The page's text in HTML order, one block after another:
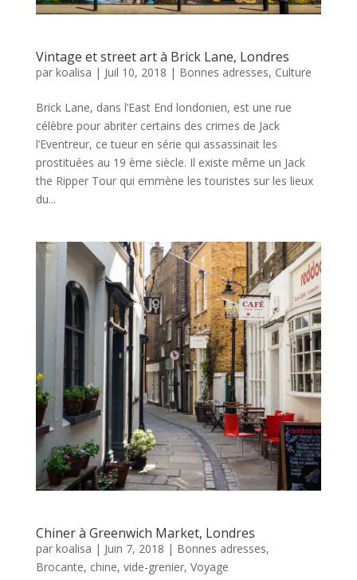
Vintage et street art à Brick Lane, Londres
par koalisa | Juil 10, 2018 | Bonnes adresses, Culture
Brick Lane, dans l’East End londonien, est une rue
célèbre pour abriter certains des crimes de Jack
l’Eventreur, ce tueur en série qui assassinait les
prostituées au 19 ème siècle. Il existe même un Jack
the Ripper Tour qui emmène les touristes sur les lieux
du...
Chiner à Greenwich Market, Londres
par koalisa | Juin 7, 2018 | Bonnes adresses,
Brocante, chine, vide-grenier, Voyage